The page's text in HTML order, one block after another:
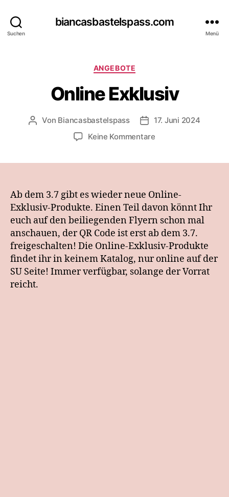
Suchen
biancasbastelspass.com
Menü
Kategorien
ANGEBOTE
Online Exklusiv
Beitragsautor
Von Biancasbastelspass Beitragsdatum
17. Juni 2024
Keine Kommentarezu
Ab dem 3.7 gibt es wieder neue Online-
Exklusiv-Produkte. Einen Teil davon könnt Ihr
euch auf den beiliegenden Flyern schon mal
anschauen, der QR Code ist erst ab dem 3.7.
freigeschalten! Die Online-Exklusiv-Produkte
findet ihr in keinem Katalog, nur online auf der
SU Seite! Immer verfügbar, solange der Vorrat
reicht.